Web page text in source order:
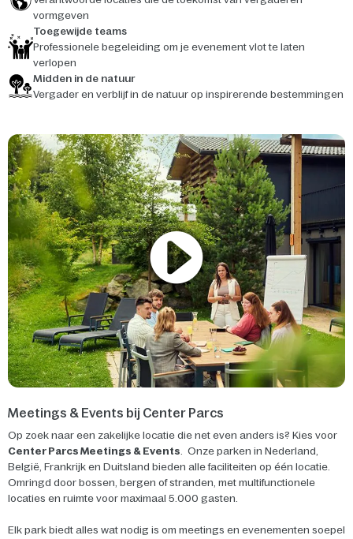
vormgeven
Toegewijde teams
Professionele begeleiding om je evenement vlot te laten
verlopen
Midden in de natuur
Vergader en verblijf in de natuur op inspirerende bestemmingen
Meetings & Events bij Center Parcs
Op zoek naar een zakelijke locatie die net even anders is? Kies voor
Center Parcs Meetings & Events. Onze parken in Nederland,
België, Frankrijk en Duitsland bieden alle faciliteiten op één locatie.
Omringd door bossen, bergen of stranden, met multifunctionele
locaties en ruimte voor maximaal 5.000 gasten.
Elk park biedt alles wat nodig is om meetings en evenementen soepel